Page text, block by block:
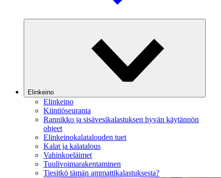
Elinkeino
Elinkeino
Kiintiöseuranta
Rannikko ja sisävesikalastuksen hyvän käytännön
ohjeet
Elinkeinokalatalouden tuet
Kalat ja kalatalous
Vahinkoeläimet
Tuulivoimarakentaminen
Tiesitkö tämän ammattikalastuksesta?